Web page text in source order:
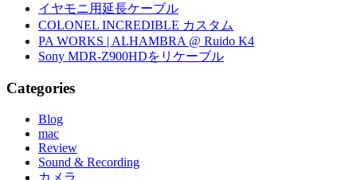
イヤモニ用延長ケーブル
COLONEL INCREDIBLE カスタム
PA WORKS | ALHAMBRA @ Ruido K4
Sony MDR-Z900HDをリケーブル
Categories
Blog
mac
Review
Sound & Recording
カメラ